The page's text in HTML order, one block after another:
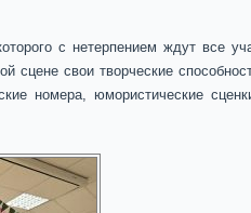
с нетерпением ждут все
сцене свои творческие
номера, юмористические